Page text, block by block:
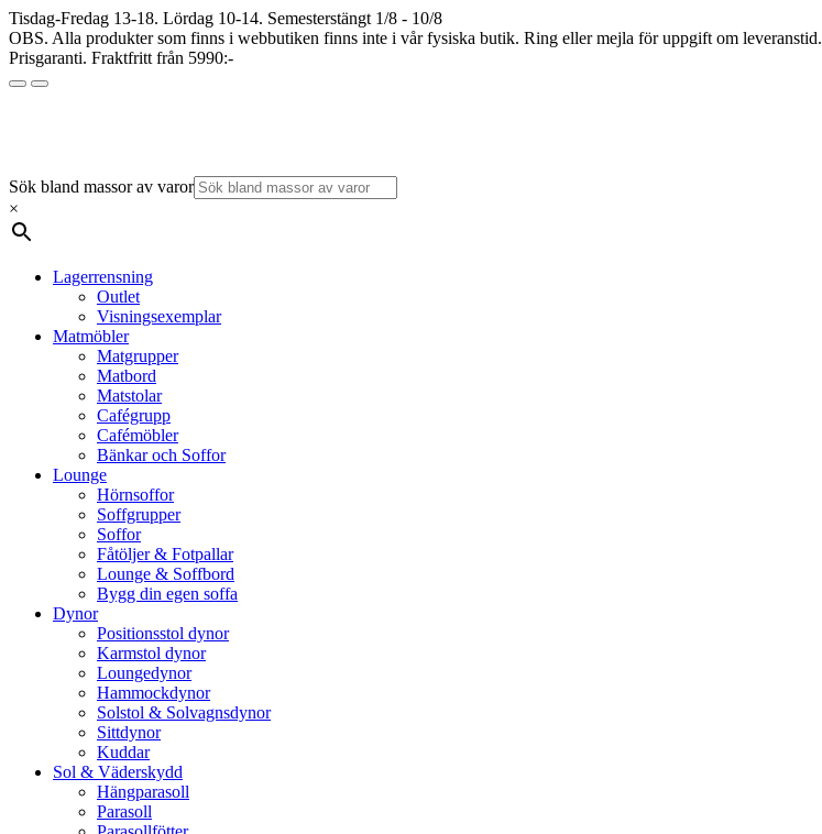
Tisdag-Fredag 13-18. Lördag 10-14. Semesterstängt 1/8 - 10/8
OBS. Alla produkter som finns i webbutiken finns inte i vår fysiska butik. Ring eller mejla för uppgift om leveranstid.
Prisgaranti. Fraktfritt från 5990:-
Sök bland massor av varor
×
Lagerrensning
Outlet
Visningsexemplar
Matmöbler
Matgrupper
Matbord
Matstolar
Cafégrupp
Cafémöbler
Bänkar och Soffor
Lounge
Hörnsoffor
Soffgrupper
Soffor
Fåtöljer & Fotpallar
Lounge & Soffbord
Bygg din egen soffa
Dynor
Positionsstol dynor
Karmstol dynor
Loungedynor
Hammockdynor
Solstol & Solvagnsdynor
Sittdynor
Kuddar
Sol & Väderskydd
Hängparasoll
Parasoll